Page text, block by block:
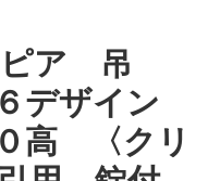
ア 吊
デザイン
高 〈クリ